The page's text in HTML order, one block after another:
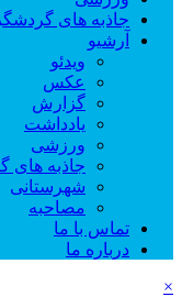
جاذبه های
آرشیو
ویدئو
عکس
گزارش
یادداشت
ورزشی
جاذبه
شهرستانی
مصاحبه
تماس با ما
درباره ما
×